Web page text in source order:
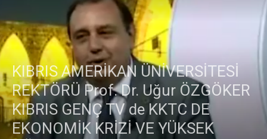
KIBRIS AMERİKAN ÜNİVERSİTESİ
REKTÖRÜ Prof. Dr. Uğur ÖZGÖKER
KIBRIS GENÇ TV de KKTC DE
EKONOMİK KRİZİ VE YÜKSEK